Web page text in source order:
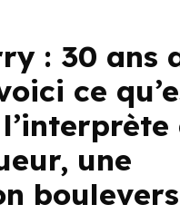
: 30 ans
ce
une